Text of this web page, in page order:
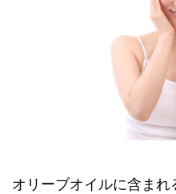
オリーブオイルに含ま